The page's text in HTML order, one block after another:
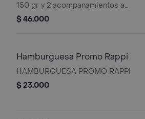
150 gr y 2 acompanamientos a
eleccion + gaseosa pet 400 mL
$ 46.000
Hamburguesa Promo Rappi
HAMBURGUESA PROMO RAPPI
$ 23.000